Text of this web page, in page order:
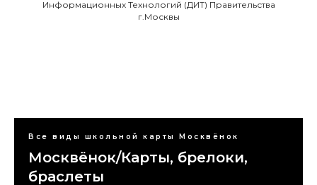
Информационных Технологий (ДИТ) Правительства
г.Москвы
Все виды школьной карты Москвёнок
Москвёнок/Карты, брелоки,
браслеты